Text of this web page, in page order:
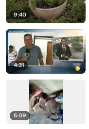
9:40
4:31
5:09